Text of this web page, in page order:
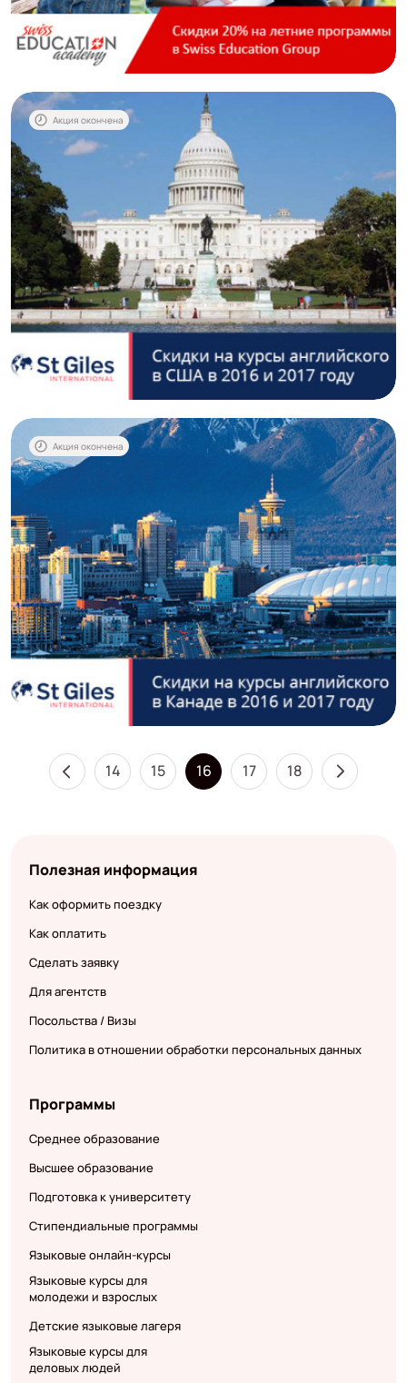
Акция окончена
Акция окончена
14 15 16 17 18
Полезная информация
Как оформить поездку
Как оплатить
Сделать заявку
Для агентств
Посольства / Визы
Политика в отношении обработки персональных данных
Программы
Среднее образование
Высшее образование
Подготовка к университету
Стипендиальные программы
Языковые онлайн-курсы
Языковые курсы для
молодежи и взрослых
Детские языковые лагеря
Языковые курсы для
деловых людей